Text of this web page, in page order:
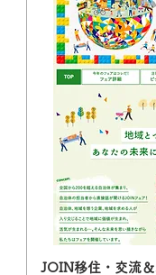
JOIN移住・交流